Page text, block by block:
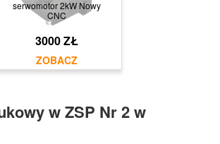
serwomotor 2kW Nowy
CNC
3000 ZŁ
w ZSP Nr 2 w